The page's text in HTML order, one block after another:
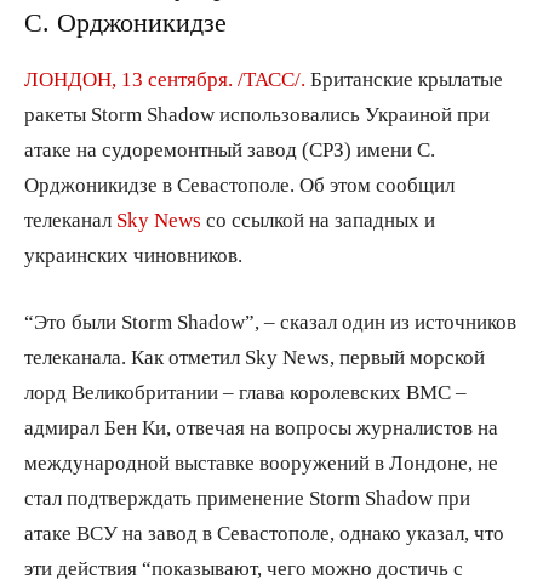
С. Орджоникидзе
ЛОНДОН, 13 сентября. /ТАСС/. Британские крылатые
ракеты Storm Shadow использовались Украиной при
атаке на судоремонтный завод (СРЗ) имени С.
Орджоникидзе в Севастополе. Об этом сообщил
телеканал Sky News со ссылкой на западных и
украинских чиновников.
“Это были Storm Shadow”, – сказал один из источников
телеканала. Как отметил Sky News, первый морской
лорд Великобритании – глава королевских ВМС –
адмирал Бен Ки, отвечая на вопросы журналистов на
международной выставке вооружений в Лондоне, не
стал подтверждать применение Storm Shadow при
атаке ВСУ на завод в Севастополе, однако указал, что
эти действия “показывают, чего можно достичь с